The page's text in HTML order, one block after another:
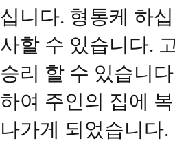
십니다. 형통케 하
사할 수 있습니다.
승리 할 수 있습니
하여 주인의 집에
나가게 되었습니다